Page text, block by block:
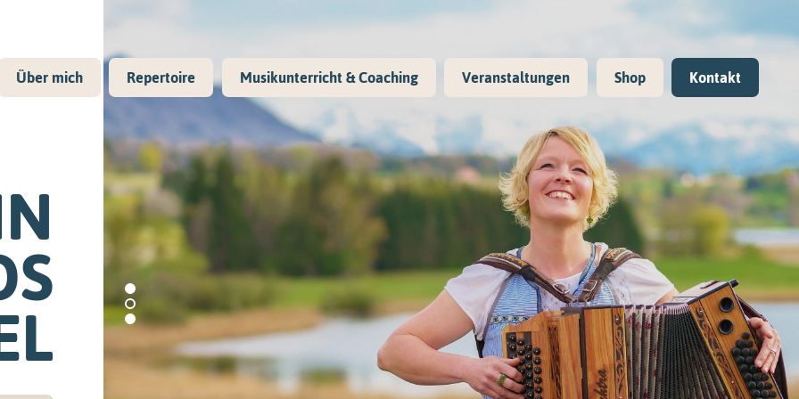
Über mich Repertoire Musikunterricht & Coaching Veranstaltungen Shop Kontakt